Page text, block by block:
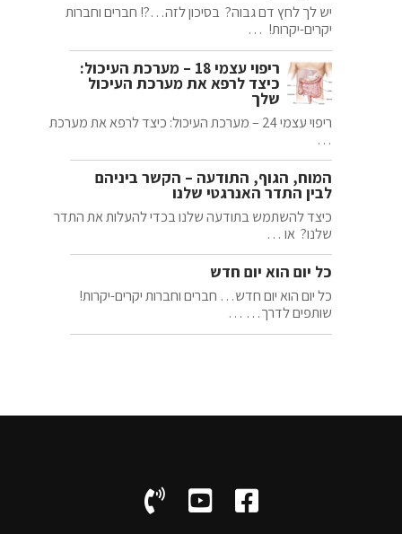
יש לך לחץ דם גבוה? בסיכון לזה…?! חברים וחברות
יקרים-יקרות! …
ריפוי עצמי 18 – מערכת העיכול:
כיצד לרפא את מערכת העיכול
שלך
ריפוי עצמי 24 – מערכת העיכול: כיצד לרפא את מערכת
…
המוח, הגוף, התודעה – הקשר ביניהם
לבין התדר האנרגטי שלנו
כיצד להשתמש בתודעה שלנו בכדי להעלות את התדר
שלנו? או …
כל יום הוא יום חדש
כל יום הוא יום חדש… חברים וחברות יקרים-יקרות!
שותפים לדרך… …